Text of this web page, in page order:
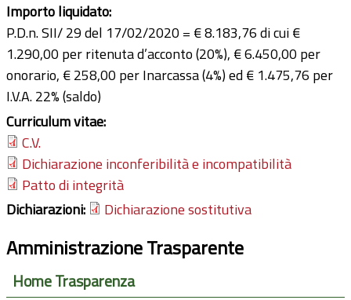
Importo liquidato:
P.D.n. SII/ 29 del 17/02/2020 = € 8.183,76 di cui €
1.290,00 per ritenuta d’acconto (20%), € 6.450,00 per
onorario, € 258,00 per Inarcassa (4%) ed € 1.475,76 per
I.V.A. 22% (saldo)
Curriculum vitae:
C.V.
Dichiarazione inconferibilità e incompatibilità
Patto di integrità
Dichiarazioni:
Dichiarazione sostitutiva
Amministrazione Trasparente
Home Trasparenza